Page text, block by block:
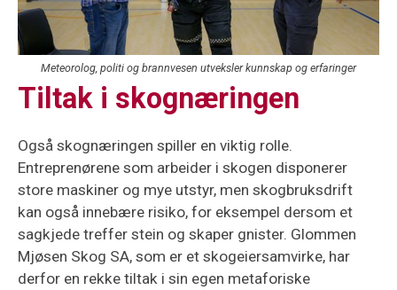
Meteorolog, politi og brannvesen utveksler kunnskap og erfaringer
Tiltak i skognæringen
Også skognæringen spiller en viktig rolle.
Entreprenørene som arbeider i skogen disponerer
store maskiner og mye utstyr, men skogbruksdrift
kan også innebære risiko, for eksempel dersom et
sagkjede treffer stein og skaper gnister. Glommen
Mjøsen Skog SA, som er et skogeiersamvirke, har
derfor en rekke tiltak i sin egen metaforiske